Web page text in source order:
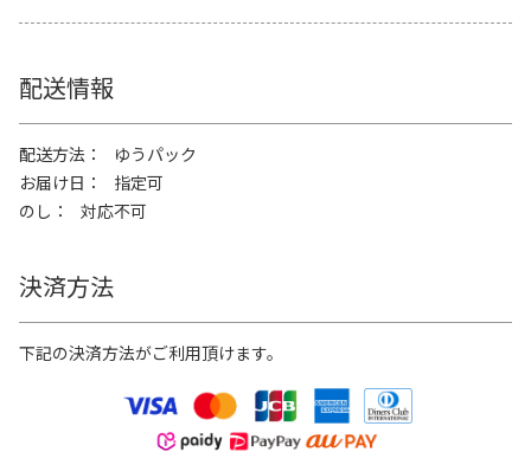
配送情報
配送方法
ゆうパック
お届け日
指定可
のし
対応不可
決済方法
下記の決済方法がご利用頂けます。